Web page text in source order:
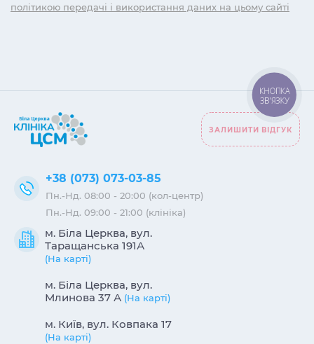
політикою передачі і використання даних на цьому сайті
м. Біла Церква, вул.
Таращанська 191А
(На карті)
м. Біла Церква, вул.
Млинова 37 А (На карті)
м. Київ, вул. Ковпака 17
(На карті)
+38 (073) 073-03-85
Пн.-Нд. 08:00 - 20:00 (кол-центр)
Пн.-Нд. 09:00 - 21:00 (клініка)
ЗАЛИШИТИ ВІДГУК
КНОПКА
ЗВ'ЯЗКУ